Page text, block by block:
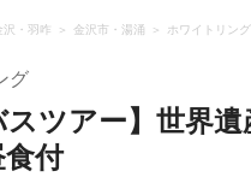
沢・羽咋 金沢市・湯涌 ホワイトリング
グ
スツアー】世界
付